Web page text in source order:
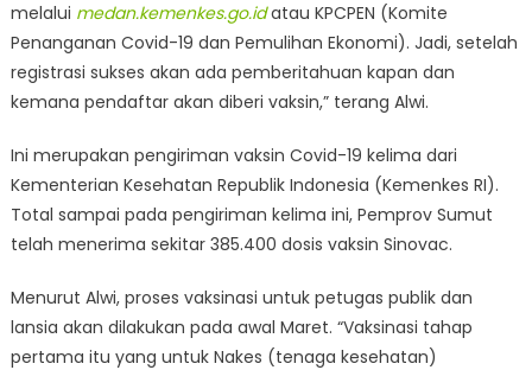
melalui medan.kemenkes.go.idatau KPCPEN (Komite
Penanganan Covid-19 dan Pemulihan Ekonomi). Jadi, setelah
registrasi sukses akan ada pemberitahuan kapan dan
kemana pendaftar akan diberi vaksin,” terang Alwi.
Ini merupakan pengiriman vaksin Covid-19 kelima dari
Kementerian Kesehatan Republik Indonesia (Kemenkes RI).
Total sampai pada pengiriman kelima ini, Pemprov Sumut
telah menerima sekitar 385.400 dosis vaksin Sinovac.
Menurut Alwi, proses vaksinasi untuk petugas publik dan
lansia akan dilakukan pada awal Maret. “Vaksinasi tahap
pertama itu yang untuk Nakes (tenaga kesehatan)